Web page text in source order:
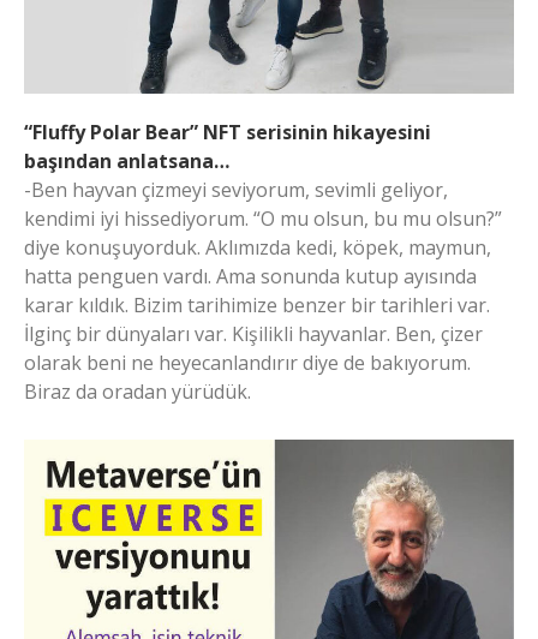
“Fluffy Polar Bear” NFT serisinin hikayesini
başından anlatsana…
-Ben hayvan çizmeyi seviyorum, sevimli geliyor,
kendimi iyi hissediyorum. “O mu olsun, bu mu olsun?”
diye konuşuyorduk. Aklımızda kedi, köpek, maymun,
hatta penguen vardı. Ama sonunda kutup ayısında
karar kıldık. Bizim tarihimize benzer bir tarihleri var.
İlginç bir dünyaları var. Kişilikli hayvanlar. Ben, çizer
olarak beni ne heyecanlandırır diye de bakıyorum.
Biraz da oradan yürüdük.